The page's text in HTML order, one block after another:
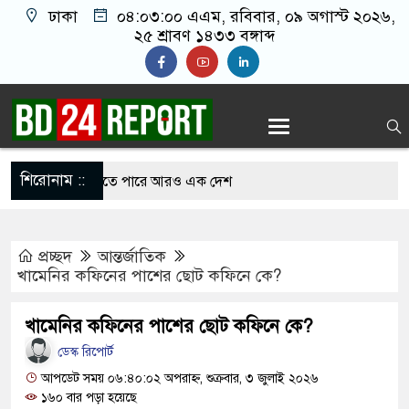
ঢাকা ০৪:০৩:০১ এএম, রবিবার, ০৯ অগাস্ট ২০২৬,
২৫ শ্রাবণ ১৪৩৩ বঙ্গাব্দ
শিরোনাম ::
জোটে যোগ দিতে পারে আরও এক দেশ
জানাতে রোজারিওতে মেসি
জুয়া খেলার সময় হাতেনাতে ৪ জন গ্রেপ্তার
তাহলে আওয়ামী লীগের দোষ কী ছিল: রুমিন
প্রচ্ছদ
আন্তর্জাতিক
খামেনির কফিনের পাশের ছোট কফিনে কে?
খামেনির কফিনের পাশের ছোট কফিনে কে?
ডেস্ক রিপোর্ট
আপডেট সময় ০৬:৪০:০২ অপরাহ্ন, শুক্রবার, ৩ জুলাই ২০২৬
১৬০ বার পড়া হয়েছে